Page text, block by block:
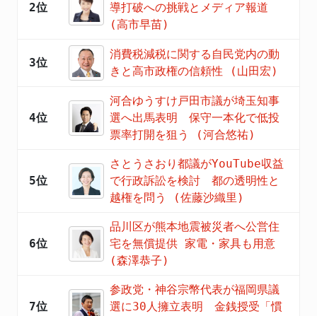
2位
導打破への挑戦とメディア報道
(高市早苗)
3位
消費税減税に関する自民党内の動
きと高市政権の信頼性 (山田宏)
4位
河合ゆうすけ戸田市議が埼玉知事
選へ出馬表明 保守一本化で低投
票率打開を狙う (河合悠祐)
5位
さとうさおり都議がYouTube収益
で行政訴訟を検討 都の透明性と
越権を問う (佐藤沙織里)
6位
品川区が熊本地震被災者へ公営住
宅を無償提供 家電・家具も用意
(森澤恭子)
7位
参政党・神谷宗幣代表が福岡県議
選に30人擁立表明 金銭授受「慣